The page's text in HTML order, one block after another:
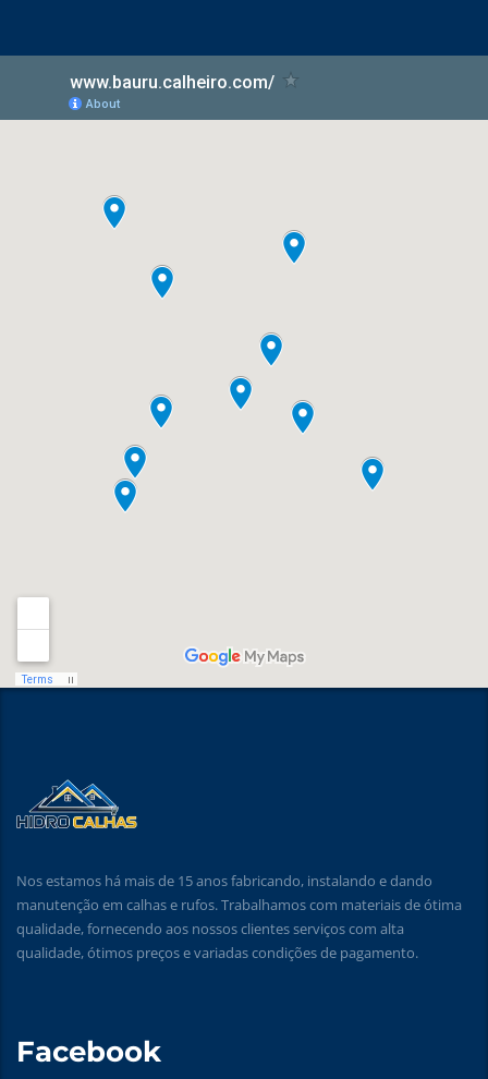
Nos estamos há mais de 15 anos fabricando, instalando e dando
manutenção em calhas e rufos. Trabalhamos com materiais de ótima
qualidade, fornecendo aos nossos clientes serviços com alta
qualidade, ótimos preços e variadas condições de pagamento.
Facebook